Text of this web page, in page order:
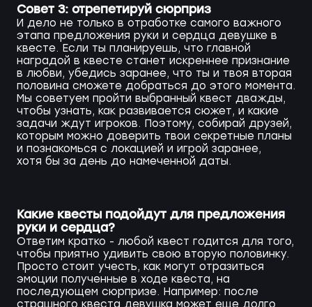
Совет 3: отрепетируй сюрприз
И дело не только в отработке самого важного
этапа предложения руки и сердца девушке в
квесте. Если ты планируешь, что главной
наградой в квесте станет искреннее признание
в любви, убедись заранее, что ты и твоя вторая
половина сможете добраться до этого момента.
Мы советуем пройти выбранный квест дважды,
чтобы узнать, как развивается сюжет, и какие
задачи ждут игроков. Поэтому, собирай друзей,
которым можно доверить твои секретные планы
и познакомься с локацией и игрой заранее,
хотя бы за день до намеченной даты.
Какие квесты подойдут для предложения
руки и сердца?
Ответим кратко - любой квест годится для того,
чтобы приятно удивить свою вторую половинку.
Просто стоит учесть, как могут отразиться
эмоции полученные в ходе квеста, на
последующем сюрпризе. Например: после
страшного квеста девушка может еще долго